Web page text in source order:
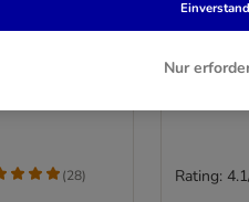
48 x
Gelee
(28)
Mix
Rating:
Nur